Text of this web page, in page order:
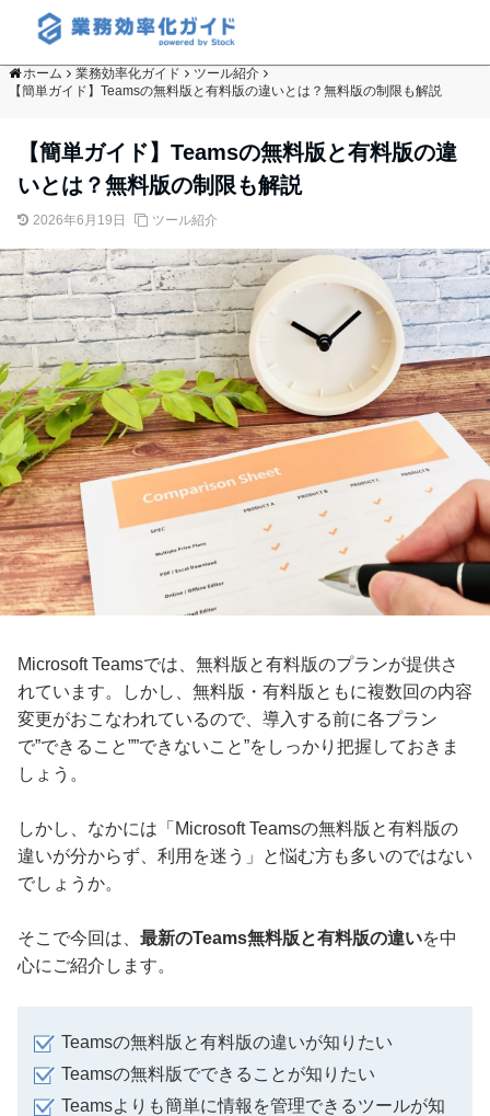
ホーム 業務効率化ガイド
ツール紹介
【簡単ガイド】Teamsの無料版と有料版の違いとは？無料版の制限も解説
【簡単ガイド】Teamsの無料版と有料版の違
いとは？無料版の制限も解説
2026年6月19日 ツール紹介
Microsoft Teamsでは、無料版と有料版のプランが提供さ
れています。しかし、無料版・有料版ともに複数回の内容
変更がおこなわれているので、導入する前に各プラン
で”できること””できないこと”をしっかり把握しておきま
しょう。
しかし、なかには「Microsoft Teamsの無料版と有料版の
違いが分からず、利用を迷う」と悩む方も多いのではない
でしょうか。
そこで今回は、 最新のTeams無料版と有料版の違いを中
心にご紹介します。
Teamsの無料版と有料版の違いが知りたい
Teamsの無料版でできることが知りたい
Teamsよりも簡単に情報を管理できるツールが知